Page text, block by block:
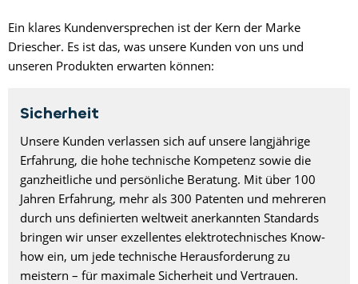
Ein klares Kundenversprechen ist der Kern der Marke
Driescher. Es ist das, was unsere Kunden von uns und
unseren Produkten erwarten können:
Sicherheit
Unsere Kunden verlassen sich auf unsere langjährige
Erfahrung, die hohe technische Kompetenz sowie die
ganzheitliche und persönliche Beratung. Mit über 100
Jahren Erfahrung, mehr als 300 Patenten und mehreren
durch uns definierten weltweit anerkannten Standards
bringen wir unser exzellentes elektrotechnisches Know-
how ein, um jede technische Herausforderung zu
meistern – für maximale Sicherheit und Vertrauen.